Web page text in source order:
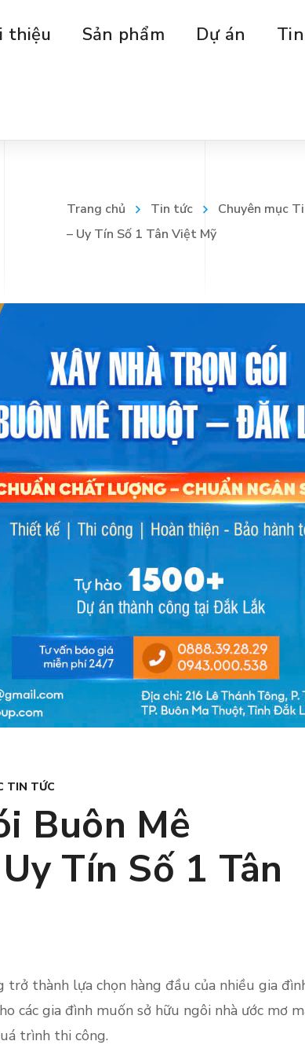
thiệu Sản phẩm Dự án
Trang chủ Tin tức
Chuyên mục
– Uy Tín Số 1 Tân Việt Mỹ
TIN TỨC
Buôn Mê
Tín Số 1 Tân
trở thành lựa chọn hàng đầu của nhiều gia
các gia đình muốn sở hữu ngôi nhà ước mơ
trình thi công.